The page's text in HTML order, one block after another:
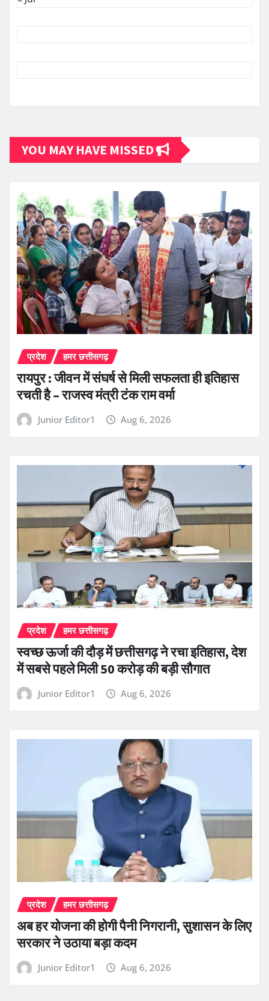
YOU MAY HAVE MISSED
प्रदेश हमर छत्तीसगढ़
रायपुर : जीवन में संघर्ष से मिली सफलता ही इतिहास
रचती है – राजस्व मंत्री टंक राम वर्मा
Junior Editor1 Aug 6, 2026
प्रदेश हमर छत्तीसगढ़
स्वच्छ ऊर्जा की दौड़ में छत्तीसगढ़ ने रचा इतिहास, देश
में सबसे पहले मिली 50 करोड़ की बड़ी सौगात
Junior Editor1 Aug 6, 2026
प्रदेश हमर छत्तीसगढ़
अब हर योजना की होगी पैनी निगरानी, सुशासन के लिए
सरकार ने उठाया बड़ा कदम
Junior Editor1 Aug 6, 2026